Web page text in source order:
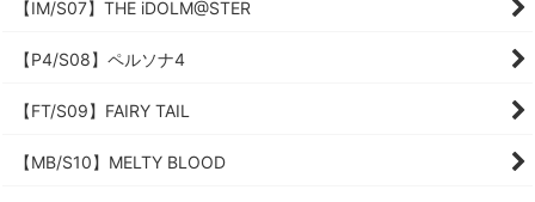
【IM/S07】THE iDOLM@STER
【P4/S08】ペルソナ4
【FT/S09】FAIRY TAIL
【MB/S10】MELTY BLOOD